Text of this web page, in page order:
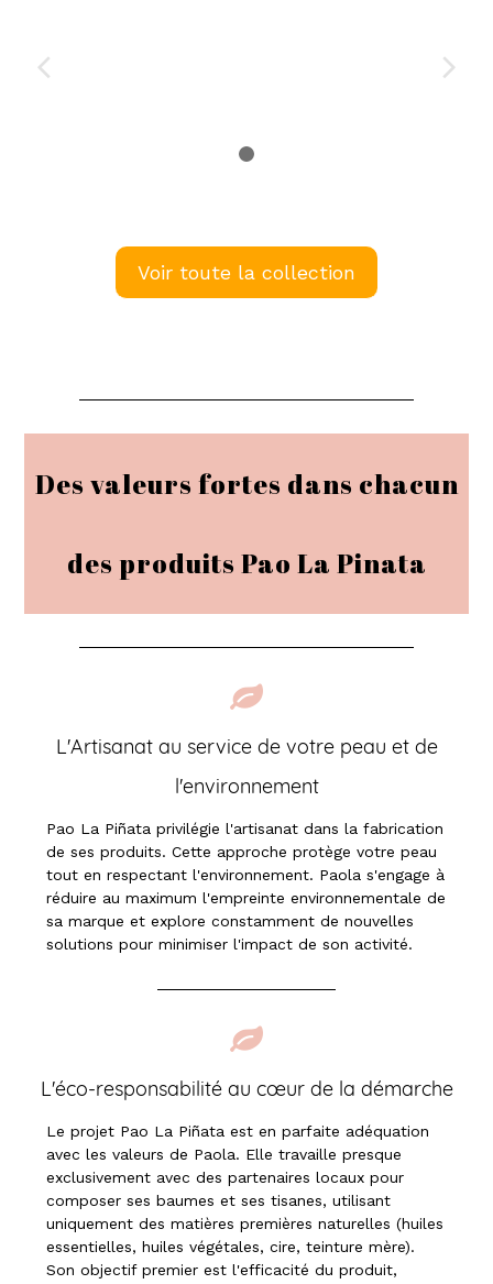
Voir toute la collection
Des valeurs fortes dans chacun
des produits Pao La Pinata
L'Artisanat au service de votre peau et de
l'environnement
Pao La Piñata privilégie l'artisanat dans la fabrication
de ses produits. Cette approche protège votre peau
tout en respectant l'environnement. Paola s'engage à
réduire au maximum l'empreinte environnementale de
sa marque et explore constamment de nouvelles
solutions pour minimiser l'impact de son activité.
L'éco-responsabilité au cœur de la démarche
Le projet Pao La Piñata est en parfaite adéquation
avec les valeurs de Paola. Elle travaille presque
exclusivement avec des partenaires locaux pour
composer ses baumes et ses tisanes, utilisant
uniquement des matières premières naturelles (huiles
essentielles, huiles végétales, cire, teinture mère).
Son objectif premier est l'efficacité du produit,